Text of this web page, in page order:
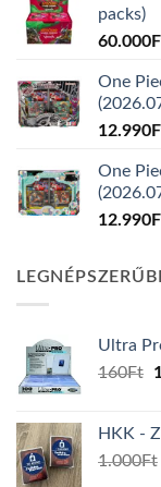
packs)
60.000
One
12.990
One
12.990
Ultra
160Ft
HKK -
1.000Ft